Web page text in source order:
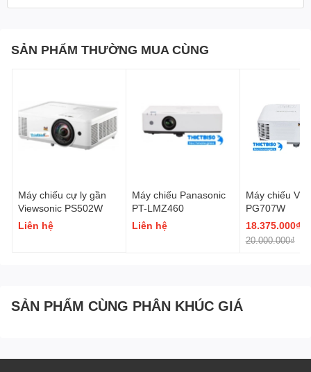
SẢN PHẨM THƯỜNG MUA CÙNG
Máy chiếu cự ly gần
Viewsonic PS502W
Liên hệ
Máy chiếu Panasonic
PT-LMZ460
Liên hệ
Máy chiếu
PG707W
18.375.000₫
20.000.000₫
SẢN PHẨM CÙNG PHÂN KHÚC GIÁ